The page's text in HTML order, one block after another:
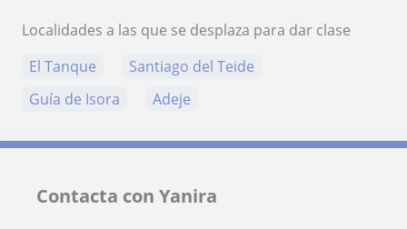
Localidades a las que se desplaza para dar clase
El Tanque
Santiago del Teide
Guía de Isora
Adeje
Contacta con Yanira